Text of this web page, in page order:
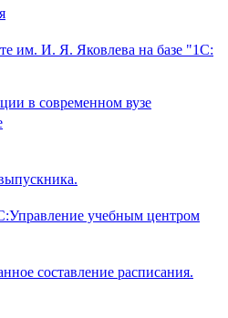
им. И. Я. Яковлева на базе "1С:
в современном вузе
учебным центром
составление расписания.